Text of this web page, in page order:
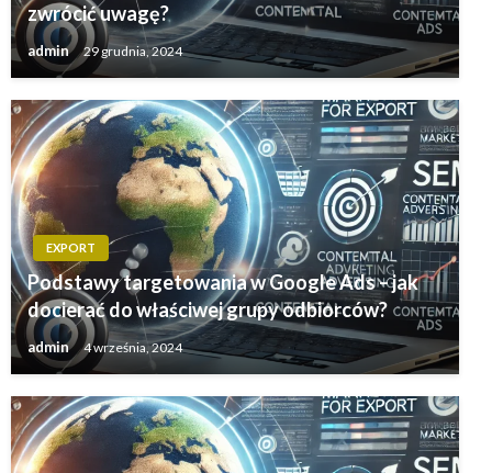
zwrócić uwagę?
admin 29 grudnia, 2024
EXPORT
Podstawy targetowania w Google Ads – jak
docierać do właściwej grupy odbiorców?
admin 4 września, 2024